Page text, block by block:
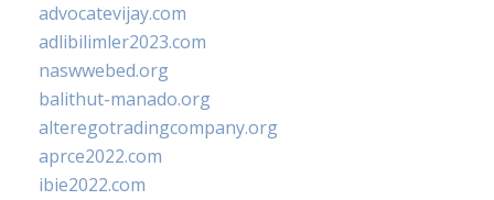
advocatevijay.com
adlibilimler2023.com
naswwebed.org
balithut-manado.org
alteregotradingcompany.org
aprce2022.com
ibie2022.com